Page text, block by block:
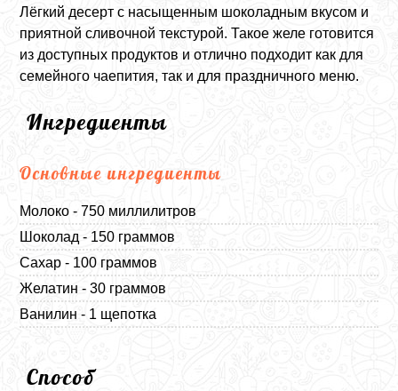
Лёгкий десерт с насыщенным шоколадным вкусом и
приятной сливочной текстурой. Такое желе готовится
из доступных продуктов и отлично подходит как для
семейного чаепития, так и для праздничного меню.
Ингредиенты
Основные ингредиенты
Молоко - 750 миллилитров
Шоколад - 150 граммов
Сахар - 100 граммов
Желатин - 30 граммов
Ванилин - 1 щепотка
Способ